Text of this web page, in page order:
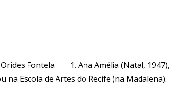
Fontela 1. Ana Amélia (Natal,
Escola de Artes do Recife (na